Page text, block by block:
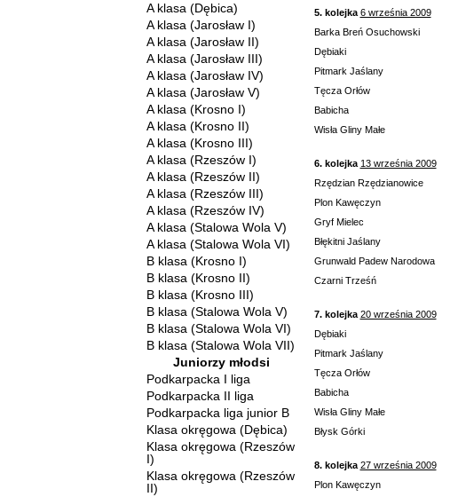
A klasa (Dębica)
A klasa (Jarosław I)
A klasa (Jarosław II)
A klasa (Jarosław III)
A klasa (Jarosław IV)
A klasa (Jarosław V)
A klasa (Krosno I)
A klasa (Krosno II)
A klasa (Krosno III)
A klasa (Rzeszów I)
A klasa (Rzeszów II)
A klasa (Rzeszów III)
A klasa (Rzeszów IV)
A klasa (Stalowa Wola V)
A klasa (Stalowa Wola VI)
B klasa (Krosno I)
B klasa (Krosno II)
B klasa (Krosno III)
B klasa (Stalowa Wola V)
B klasa (Stalowa Wola VI)
B klasa (Stalowa Wola VII)
Juniorzy młodsi
Podkarpacka I liga
Podkarpacka II liga
Podkarpacka liga junior B
Klasa okręgowa (Dębica)
Klasa okręgowa (Rzeszów
I)
Klasa okręgowa (Rzeszów
II)
5. kolejka 6 września 2009
Barka Breń Osuchowski
Dębiaki
Pitmark Jaślany
Tęcza Orłów
Babicha
Wisła Gliny Małe
6. kolejka 13 września 2009
Rzędzian Rzędzianowice
Plon Kawęczyn
Gryf Mielec
Błękitni Jaślany
Grunwald Padew Narodowa
Czarni Trześń
7. kolejka 20 września 2009
Dębiaki
Pitmark Jaślany
Tęcza Orłów
Babicha
Wisła Gliny Małe
Błysk Górki
8. kolejka 27 września 2009
Plon Kawęczyn